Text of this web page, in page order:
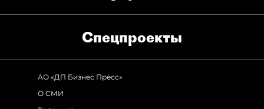
Спец­проекты
АО «ДП Бизнес Пресс»
О СМИ